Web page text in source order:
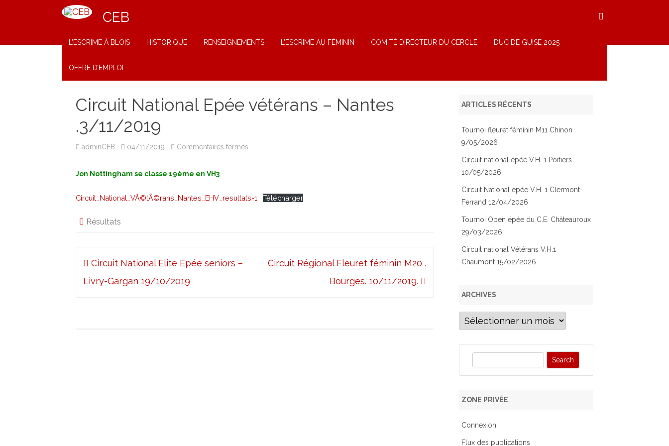
CEB
L’ESCRIME À BLOIS HISTORIQUE RENSEIGNEMENTS L’ESCRIME AU FÉMININ COMITÉ DIRECTEUR DU CERCLE DUC DE GUISE 2025
OFFRE D’EMPLOI
Circuit National Epée vétérans – Nantes
.3/11/2019
adminCEB 04/11/2019 Commentaires fermés
.3/11/2019
Jon Nottingham se classe 19ème en VH3
Circuit_National_VÃ©tÃ©rans_Nantes_EHV_resultats-1 Télécharger
Résultats
Navigation
de
Circuit National Elite Epée seniors –
Livry-Gargan 19/10/2019
Circuit Régional Fleuret féminin M20 .
Bourges. 10/11/2019.
ARTICLES RÉCENTS
Tournoi fleuret féminin M11 Chinon
9/05/2026
Circuit national épée V.H. 1 Poitiers
10/05/2026
Circuit National épée V.H. 1 Clermont-
Ferrand 12/04/2026
Tournoi Open épée du C.E. Châteauroux
29/03/2026
Circuit national Vétérans V.H.1
Chaumont 15/02/2026
ARCHIVES
Archives
ZONE PRIVÉE
Connexion
Flux des publications